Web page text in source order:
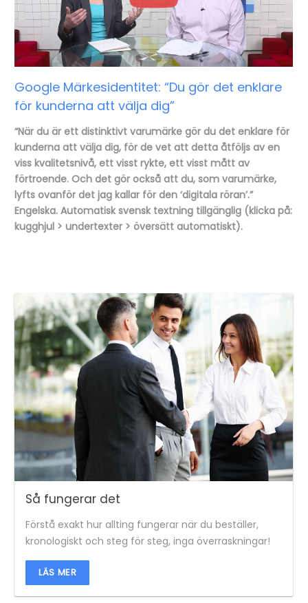
Google Märkesidentitet: “Du gör det enklare
för kunderna att välja dig”
“När du är ett distinktivt varumärke gör du det enklare för
kunderna att välja dig, för de vet att detta åtföljs av en
viss kvalitetsnivå, ett visst rykte, ett visst mått av
förtroende. Och det gör också att du, som varumärke,
lyfts ovanför det jag kallar för den ‘digitala röran’.”
Engelska. Automatisk svensk textning tillgänglig (klicka på:
kugghjul > undertexter > översätt automatiskt).
Så fungerar det
Förstå exakt hur allting fungerar när du beställer,
kronologiskt och steg för steg, inga överraskningar!
LÄS MER